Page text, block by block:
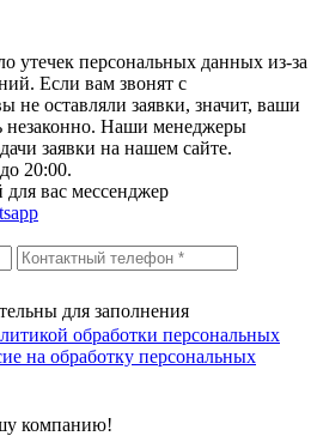
утечек персональных данных из-за
Если вам звонят с
не оставляли заявки, значит, ваши
незаконно. Наши менеджеры
заявки на нашем сайте.
20:00.
вас мессенджер
для заполнения
обработки персональных
на обработку персональных
компанию!